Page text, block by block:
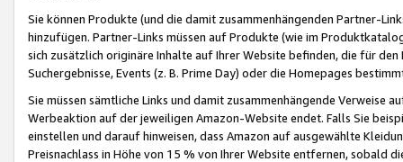
Sie können Produkte (und die damit zusammenhängenden Partner-
hinzufügen. Partner-Links müssen auf Produkte (wie im
sich zusätzlich originäre Inhalte auf Ihrer Website befinden, die für
Suchergebnisse, Events (z. B. Prime Day) oder die Homepages
Sie müssen sämtliche Links und damit zusammenhängende
Werbeaktion auf der jeweiligen Amazon-Website endet. Falls Sie
einstellen und darauf hinweisen, dass Amazon auf ausgewählte
Preisnachlass in Höhe von 15 % von Ihrer Website entfernen, sobald